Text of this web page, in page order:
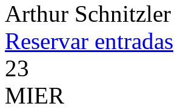
Arthur Schnitzler
Reservar entradas
23
MIER